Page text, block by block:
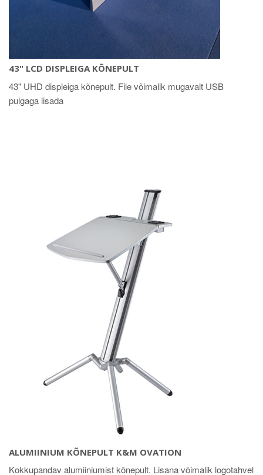
43" LCD DISPLEIGA KÕNEPULT
43" UHD displeiga kõnepult. File võimalik mugavalt USB
pulgaga lisada
ALUMIINIUM KÕNEPULT K&M OVATION
Kokkupandav alumiiniumist kõnepult. Lisana võimalik logotahvel